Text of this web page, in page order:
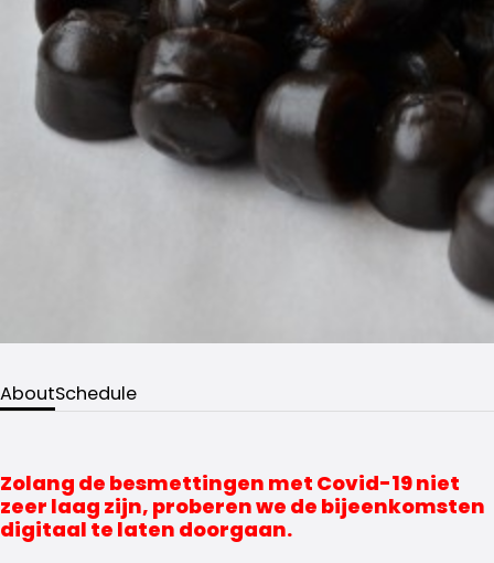
AboutSchedule
Zolang de besmettingen met Covid-19 niet
zeer laag zijn, proberen we de bijeenkomsten
digitaal te laten doorgaan.